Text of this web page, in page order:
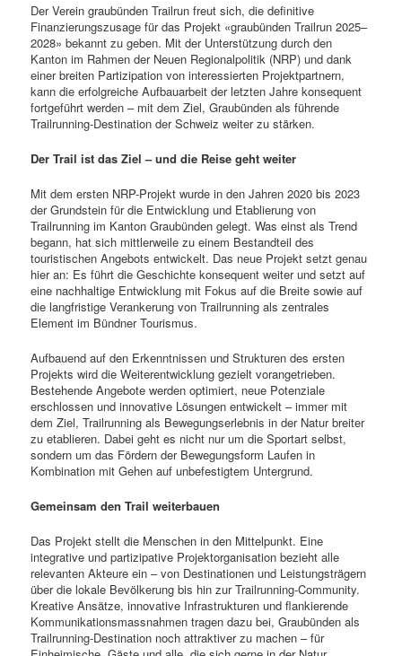
Der Verein graubünden Trailrun freut sich, die definitive
Finanzierungszusage für das Projekt «graubünden Trailrun 2025–
2028» bekannt zu geben. Mit der Unterstützung durch den
Kanton im Rahmen der Neuen Regionalpolitik (NRP) und dank
einer breiten Partizipation von interessierten Projektpartnern,
kann die erfolgreiche Aufbauarbeit der letzten Jahre konsequent
fortgeführt werden – mit dem Ziel, Graubünden als führende
Trailrunning-Destination der Schweiz weiter zu stärken.
Der Trail ist das Ziel – und die Reise geht weiter
Mit dem ersten NRP-Projekt wurde in den Jahren 2020 bis 2023
der Grundstein für die Entwicklung und Etablierung von
Trailrunning im Kanton Graubünden gelegt. Was einst als Trend
begann, hat sich mittlerweile zu einem Bestandteil des
touristischen Angebots entwickelt. Das neue Projekt setzt genau
hier an: Es führt die Geschichte konsequent weiter und setzt auf
eine nachhaltige Entwicklung mit Fokus auf die Breite sowie auf
die langfristige Verankerung von Trailrunning als zentrales
Element im Bündner Tourismus.
Aufbauend auf den Erkenntnissen und Strukturen des ersten
Projekts wird die Weiterentwicklung gezielt vorangetrieben.
Bestehende Angebote werden optimiert, neue Potenziale
erschlossen und innovative Lösungen entwickelt – immer mit
dem Ziel, Trailrunning als Bewegungserlebnis in der Natur breiter
zu etablieren. Dabei geht es nicht nur um die Sportart selbst,
sondern um das Fördern der Bewegungsform Laufen in
Kombination mit Gehen auf unbefestigtem Untergrund.
Gemeinsam den Trail weiterbauen
Das Projekt stellt die Menschen in den Mittelpunkt. Eine
integrative und partizipative Projektorganisation bezieht alle
relevanten Akteure ein – von Destinationen und Leistungsträgern
über die lokale Bevölkerung bis hin zur Trailrunning-Community.
Kreative Ansätze, innovative Infrastrukturen und flankierende
Kommunikationsmassnahmen tragen dazu bei, Graubünden als
Trailrunning-Destination noch attraktiver zu machen – für